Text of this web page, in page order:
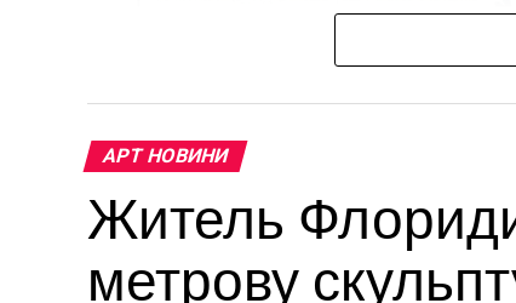
АРТ НОВИНИ
Житель Флориди
метрову